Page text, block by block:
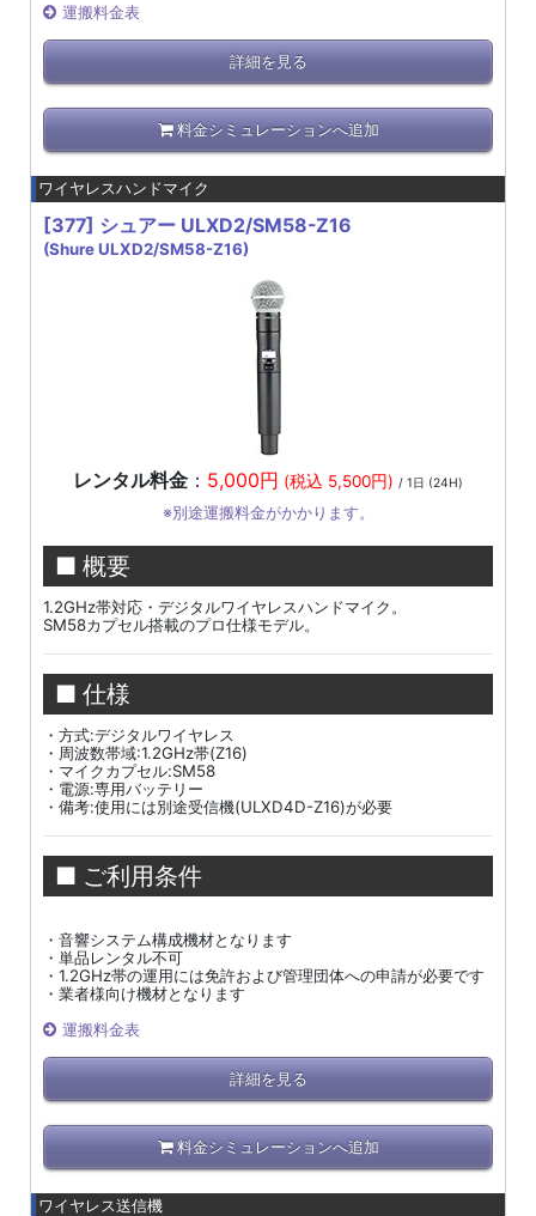
運搬料金表
詳細を見る
料金シミュレーションへ追加
ワイヤレスハンドマイク
[377] シュアー ULXD2/SM58-Z16
(Shure ULXD2/SM58-Z16)
レンタル料金 ： 5,000円 (税込 5,500円) / 1日 (24H)
※別途運搬料金がかかります。
■ 概要
1.2GHz帯対応・デジタルワイヤレスハンドマイク。
SM58カプセル搭載のプロ仕様モデル。
■ 仕様
・方式:デジタルワイヤレス
・周波数帯域:1.2GHz帯(Z16)
・マイクカプセル:SM58
・電源:専用バッテリー
・備考:使用には別途受信機(ULXD4D-Z16)が必要
■ ご利用条件
・音響システム構成機材となります
・単品レンタル不可
・1.2GHz帯の運用には免許および管理団体への申請が必要です
・業者様向け機材となります
運搬料金表
詳細を見る
料金シミュレーションへ追加
ワイヤレス送信機